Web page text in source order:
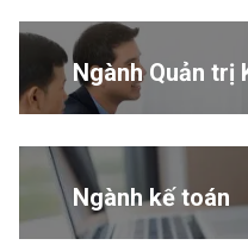
Ngành Quản trị
Ngành kế toán